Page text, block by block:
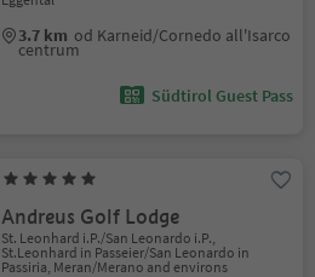
3.7 km od Karneid/Cornedo all'Isarco
centrum
Südtirol Guest Pass
Andreus Golf Lodge
St. Leonhard i.P./San Leonardo i.P.,
St.Leonhard in Passeier/San Leonardo in
Passiria, Meran/Merano and environs